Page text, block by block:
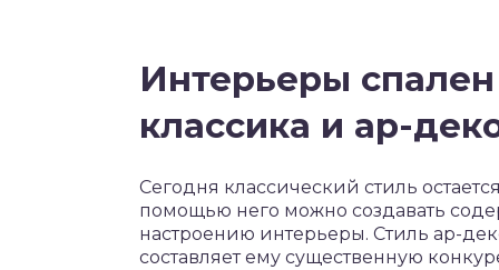
Интерьеры спален
классика и ар-
Сегодня классический стиль
помощью него можно создавать
настроению интерьеры. Стиль ар-
составляет ему существенную